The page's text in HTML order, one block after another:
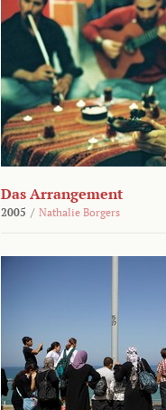
Das Arrangement
2005 / Nathalie Borgers